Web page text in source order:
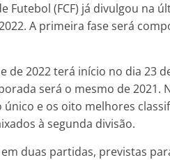
Futebol (FCF) já divulgou na
A primeira fase será
de 2022 terá início no dia 23
será o mesmo de 2021.
e os oito melhores
à segunda divisão.
duas partidas, previstas